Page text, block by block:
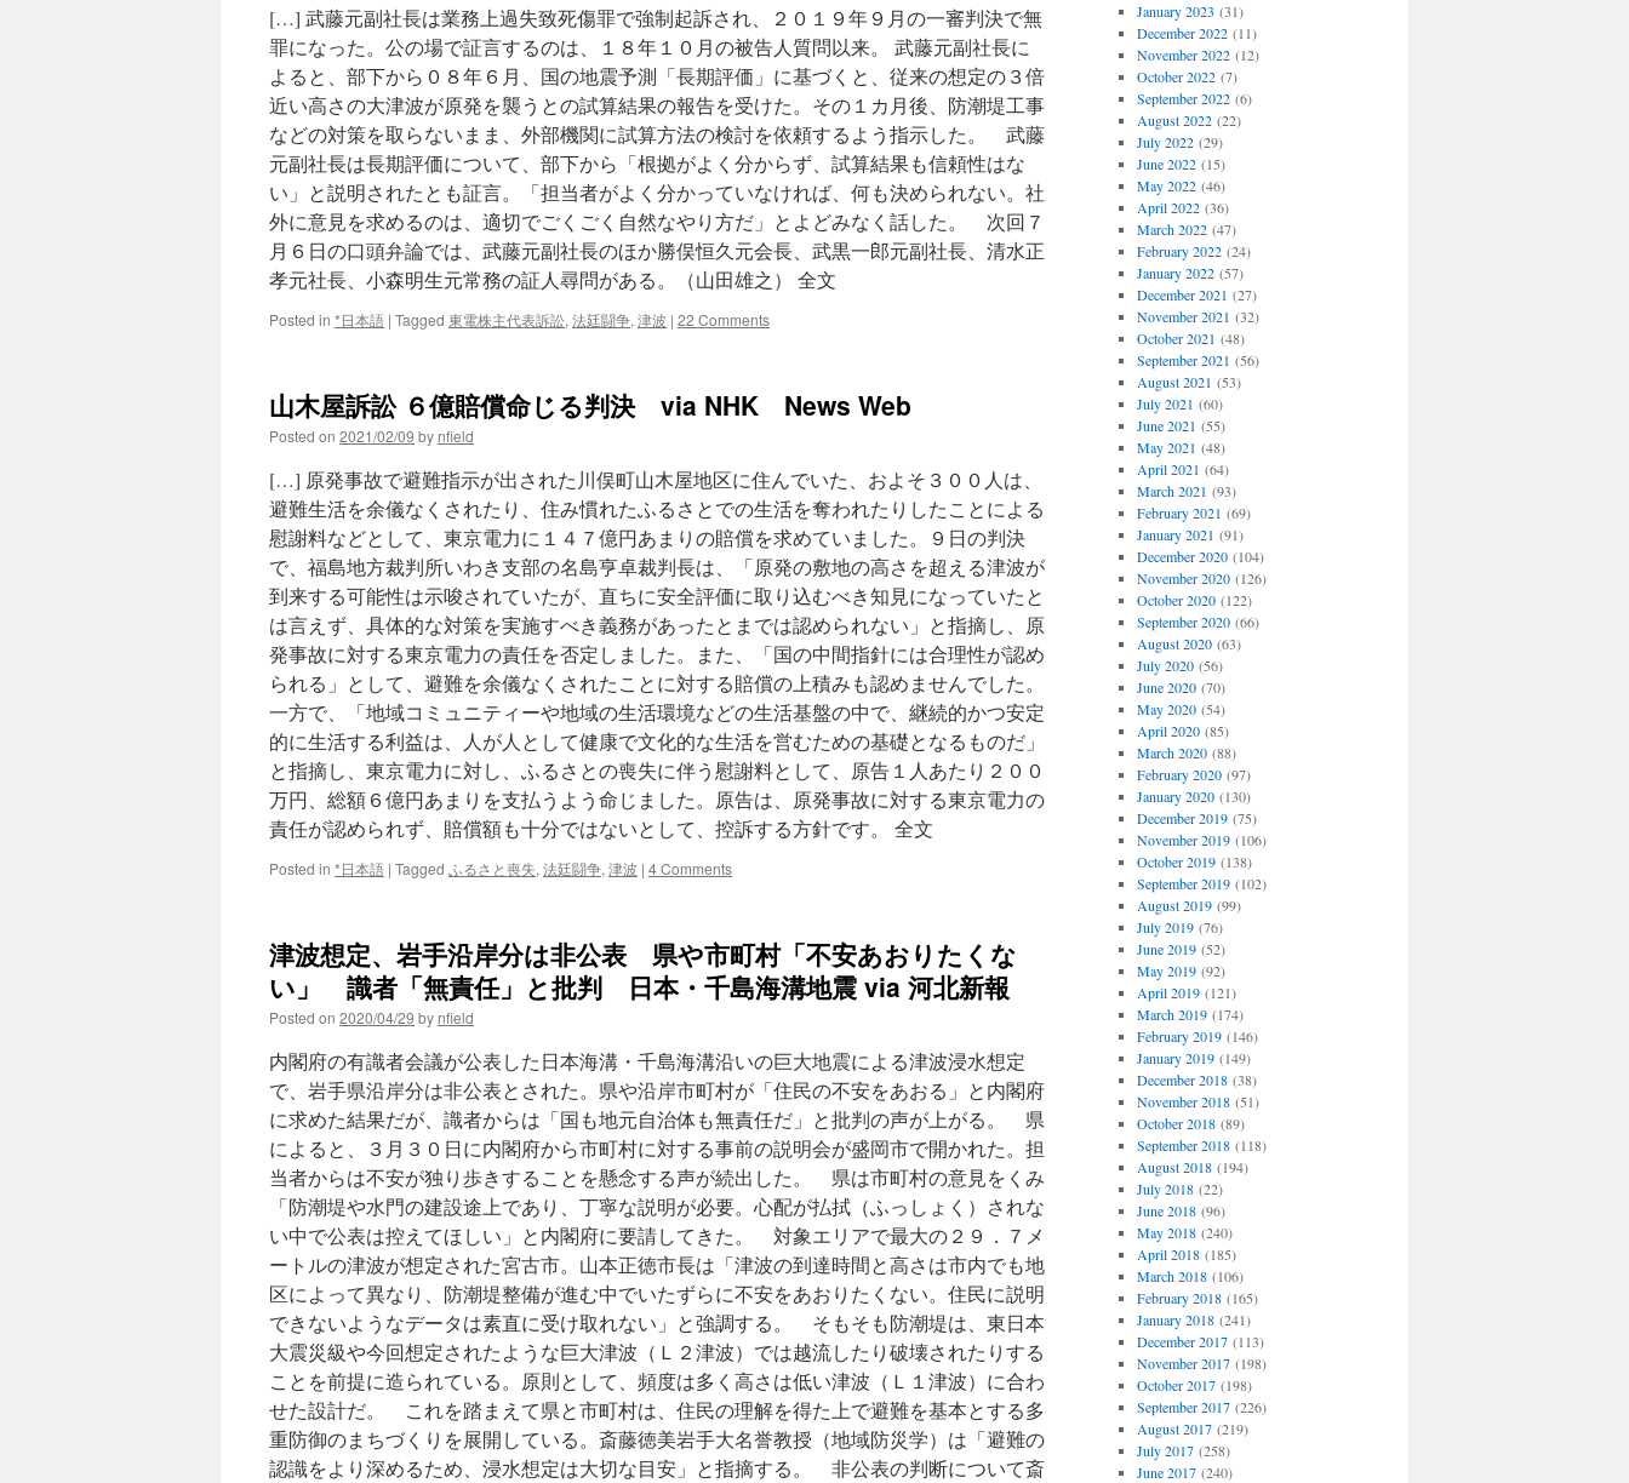
規
模
異
な
る」
避
難
者
訴
訟
で
最
高
via
新
聞
[…] 武藤元副社長は業務上過失致死傷罪で強制起訴され、２０１９年９月の一審判決で無
罪になった。公の場で証言するのは、１８年１０月の被告人質問以来。 武藤元副社長に
よると、部下から０８年６月、国の地震予測「長期評価」に基づくと、従来の想定の３倍
近い高さの大津波が原発を襲うとの試算結果の報告を受けた。その１カ月後、防潮堤工事
などの対策を取らないまま、外部機関に試算方法の検討を依頼するよう指示した。 武藤
元副社長は長期評価について、部下から「根拠がよく分からず、試算結果も信頼性はな
い」と説明されたとも証言。「担当者がよく分かっていなければ、何も決められない。社
外に意見を求めるのは、適切でごくごく自然なやり方だ」とよどみなく話した。 次回７
月６日の口頭弁論では、武藤元副社長のほか勝俣恒久元会長、武黒一郎元副社長、清水正
孝元社長、小森明生元常務の証人尋問がある。（山田雄之） 全文
Posted in *日本語 | Tagged 東電株主代表訴訟, 法廷闘争, 津波 | 22 Comments
山木屋訴訟 ６億賠償命じる判決 via NHK News Web
Posted on 2021/02/09 by nfield
[…] 原発事故で避難指示が出された川俣町山木屋地区に住んでいた、およそ３００人は、
避難生活を余儀なくされたり、住み慣れたふるさとでの生活を奪われたりしたことによる
慰謝料などとして、東京電力に１４７億円あまりの賠償を求めていました。９日の判決
で、福島地方裁判所いわき支部の名島亨卓裁判長は、「原発の敷地の高さを超える津波が
到来する可能性は示唆されていたが、直ちに安全評価に取り込むべき知見になっていたと
は言えず、具体的な対策を実施すべき義務があったとまでは認められない」と指摘し、原
発事故に対する東京電力の責任を否定しました。また、「国の中間指針には合理性が認め
られる」として、避難を余儀なくされたことに対する賠償の上積みも認めませんでした。
一方で、「地域コミュニティーや地域の生活環境などの生活基盤の中で、継続的かつ安定
的に生活する利益は、人が人として健康で文化的な生活を営むための基礎となるものだ」
と指摘し、東京電力に対し、ふるさとの喪失に伴う慰謝料として、原告１人あたり２００
万円、総額６億円あまりを支払うよう命じました。原告は、原発事故に対する東京電力の
責任が認められず、賠償額も十分ではないとして、控訴する方針です。 全文
Posted in *日本語 | Tagged ふるさと喪失, 法廷闘争, 津波 | 4 Comments
津波想定、岩手沿岸分は非公表 県や市町村「不安あおりたくな
い」 識者「無責任」と批判 日本・千島海溝地震 via 河北新報
Posted on 2020/04/29 by nfield
内閣府の有識者会議が公表した日本海溝・千島海溝沿いの巨大地震による津波浸水想定
で、岩手県沿岸分は非公表とされた。県や沿岸市町村が「住民の不安をあおる」と内閣府
に求めた結果だが、識者からは「国も地元自治体も無責任だ」と批判の声が上がる。 県
によると、３月３０日に内閣府から市町村に対する事前の説明会が盛岡市で開かれた。担
当者からは不安が独り歩きすることを懸念する声が続出した。 県は市町村の意見をくみ
「防潮堤や水門の建設途上であり、丁寧な説明が必要。心配が払拭（ふっしょく）されな
い中で公表は控えてほしい」と内閣府に要請してきた。 対象エリアで最大の２９．７メ
ートルの津波が想定された宮古市。山本正徳市長は「津波の到達時間と高さは市内でも地
区によって異なり、防潮堤整備が進む中でいたずらに不安をあおりたくない。住民に説明
できないようなデータは素直に受け取れない」と強調する。 そもそも防潮堤は、東日本
大震災級や今回想定されたような巨大津波（Ｌ２津波）では越流したり破壊されたりする
ことを前提に造られている。原則として、頻度は多く高さは低い津波（Ｌ１津波）に合わ
せた設計だ。 これを踏まえて県と市町村は、住民の理解を得た上で避難を基本とする多
重防御のまちづくりを展開している。斎藤徳美岩手大名誉教授（地域防災学）は「避難の
認識をより深めるため、浸水想定は大切な目安」と指摘する。 非公表の判断について斎
January 2023 (31)
December 2022(11)
November 2022(12)
October 2022(7)
September 2022(6)
August 2022(22)
July 2022(29)
June 2022(15)
May 2022(46)
April 2022(36)
March 2022(47)
February 2022(24)
January 2022(57)
December 2021 (27)
November 2021 (32)
October 2021 (48)
September 2021 (56)
August 2021 (53)
July 2021 (60)
June 2021 (55)
May 2021 (48)
April 2021 (64)
March 2021 (93)
February 2021 (69)
January 2021 (91)
December 2020(104)
November 2020(126)
October 2020(122)
September 2020(66)
August 2020(63)
July 2020(56)
June 2020(70)
May 2020(54)
April 2020(85)
March 2020(88)
February 2020(97)
January 2020(130)
December 2019(75)
November 2019(106)
October 2019(138)
September 2019(102)
August 2019(99)
July 2019(76)
June 2019(52)
May 2019(92)
April 2019(121)
March 2019(174)
February 2019(146)
January 2019(149)
December 2018(38)
November 2018(51)
October 2018(89)
September 2018(118)
August 2018(194)
July 2018(22)
June 2018(96)
May 2018(240)
April 2018(185)
March 2018(106)
February 2018(165)
January 2018(241)
December 2017(113)
November 2017(198)
October 2017(198)
September 2017(226)
August 2017(219)
July 2017(258)
June 2017(240)